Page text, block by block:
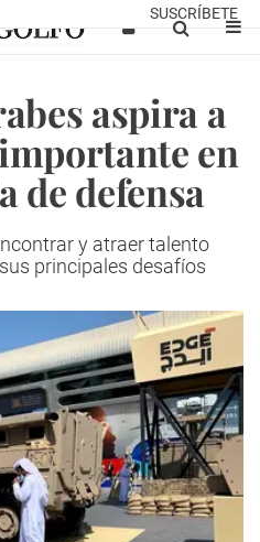
SUSCRÍBETE
aspira a
en
de defensa
y atraer talento
principales desafíos